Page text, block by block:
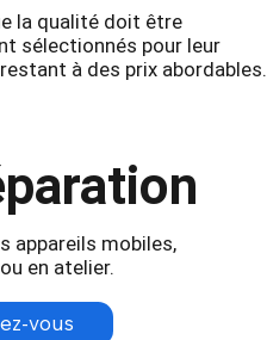
la qualité doit être
sélectionnés pour leur
à des prix abordables.
appareils mobiles,
en atelier.
vous